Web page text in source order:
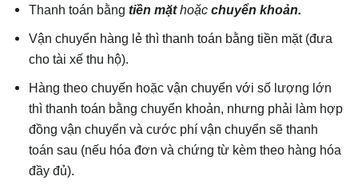
Thanh toán bằngtiền mặthoặc chuyển khoản.
Vận chuyển hàng lẻ thì thanh toán bằng tiền mặt (đưa
cho tài xế thu hộ).
Hàng theo chuyến hoặc vận chuyển với số lượng lớn
thì thanh toán bằng chuyển khoản, nhưng phải làm hợp
đồng vận chuyển và cước phí vận chuyển sẽ thanh
toán sau (nếu hóa đơn và chứng từ kèm theo hàng hóa
đầy đủ).